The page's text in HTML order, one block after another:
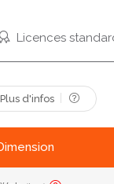
Licences
Plus d'infos